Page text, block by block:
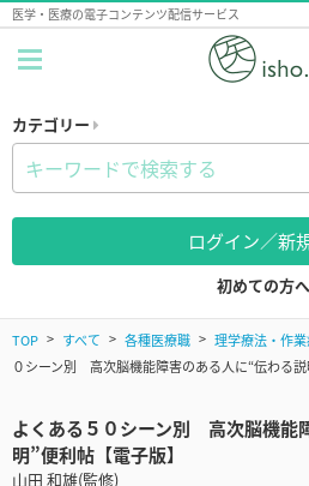
医学・医療の電子コンテンツ配信サービス
カテゴリー
ログイン／新
初めての方へ
TOP すべて 各種医療職 理学療法・作
０シーン別 高次脳機能障害のある人に“伝わる説
よくある５０シーン別 高次脳機能
明”便利帖【電子版】
山田 和雄(監修)